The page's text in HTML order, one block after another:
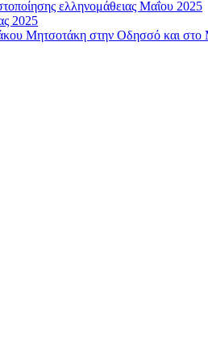
ελληνομάθειας Μαΐου 2025
2025
Μητσοτάκη στην Οδησσό και στο